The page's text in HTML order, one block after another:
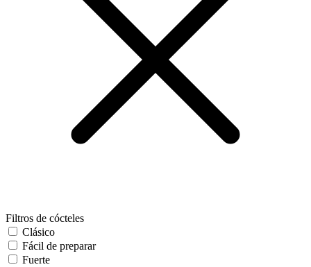
Filtros de cócteles
Clásico
Fácil de preparar
Fuerte